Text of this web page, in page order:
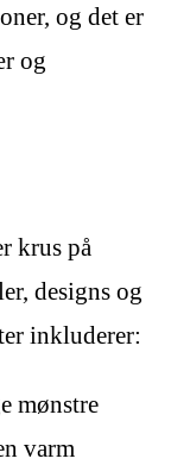
og det er
og
krus på
designs og
inkluderer:
mønstre
varm